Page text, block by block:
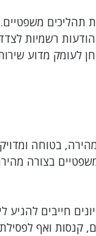
מקומיות אתיקה
תהליכים
רשמיות
לעומק מדוע
בטוחה
בצורה
חייבים להגיע
קנסות ואף לפסילת